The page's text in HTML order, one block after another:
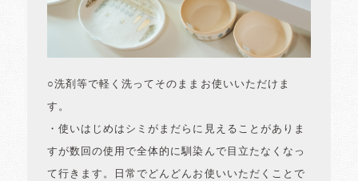
○洗剤等で軽く洗ってそのままお使いいただけま
す。
・使いはじめはシミがまだらに見えることがありま
すが数回の使用で全体的に馴染んで目立たなくなっ
て行きます。日常でどんどんお使いいただくことで